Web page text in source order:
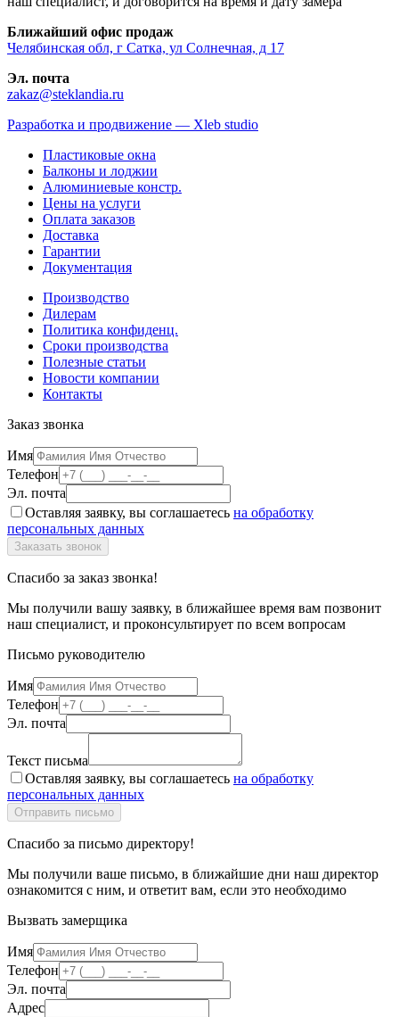
Ближайший офис продаж
Челябинская обл, г Сатка, ул Солнечная, д 17
Эл. почта
zakaz@steklandia.ru
Разработка и продвижение — Xleb studio
Пластиковые окна
Балконы и лоджии
Алюминиевые констр.
Цены на услуги
Оплата заказов
Доставка
Гарантии
Документация
Производство
Дилерам
Политика конфиденц.
Сроки производства
Полезные статьи
Новости компании
Контакты
Заказ звонка
Имя
Телефон
Эл. почта
Оставляя заявку, вы соглашаетесь на обработку
персональных данных
Спасибо за заказ звонка!
Мы получили вашу заявку, в ближайшее время вам позвонит
наш специалист, и проконсультирует по всем вопросам
Письмо руководителю
Имя
Телефон
Эл. почта
Текст письма
Оставляя заявку, вы соглашаетесь на обработку
персональных данных
Спасибо за письмо директору!
Мы получили ваше письмо, в ближайшие дни наш директор
ознакомится с ним, и ответит вам, если это необходимо
Вызвать замерщика
Имя
Телефон
Эл. почта
Адрес